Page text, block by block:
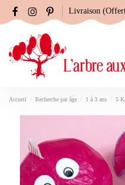
Livraison
Accueil Recherche par âge 1 à 3 ans 5